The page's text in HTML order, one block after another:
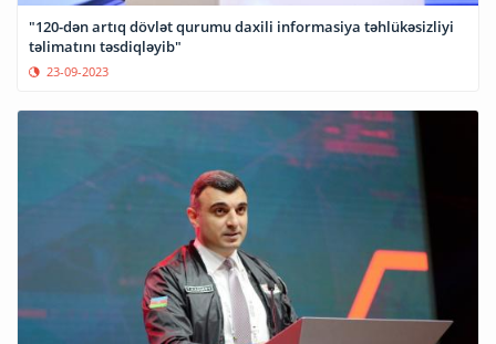
"120-dən artıq dövlət qurumu daxili informasiya təhlükəsizliyi
təlimatını təsdiqləyib"
23-09-2023